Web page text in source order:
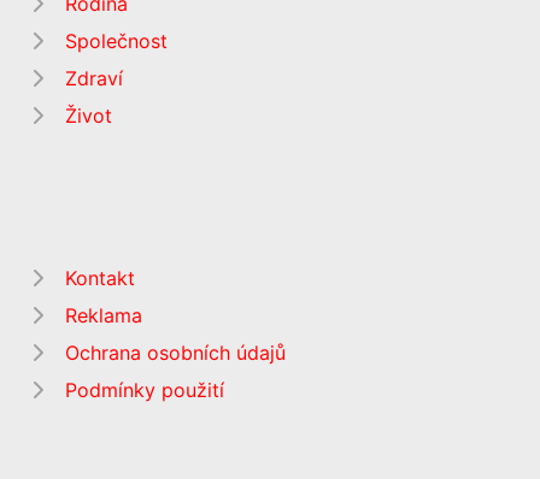
Společnost
Zdraví
Život
Kontakt
Reklama
Ochrana osobních údajů
Podmínky použití